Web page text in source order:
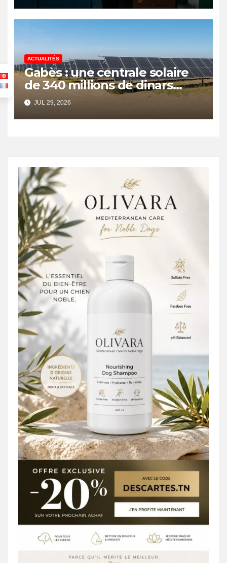
ACTUALITÉS
Gabès : une centrale solaire
de 340 millions de dinars
pour renforcer la transition
énergétique et créer 400
emplois
JUL 29, 2026